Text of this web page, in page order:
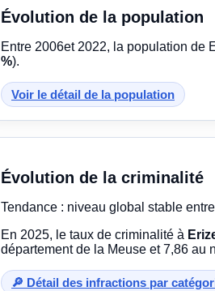
Évolution de la population
Entre 2006et 2022, la population de
%).
Voir le détail de la population
Évolution de la criminalité
Tendance : niveau global stable
En 2025, le taux de criminalité à
département de la Meuse et 7,86 au
🔎 Détail des infractions par